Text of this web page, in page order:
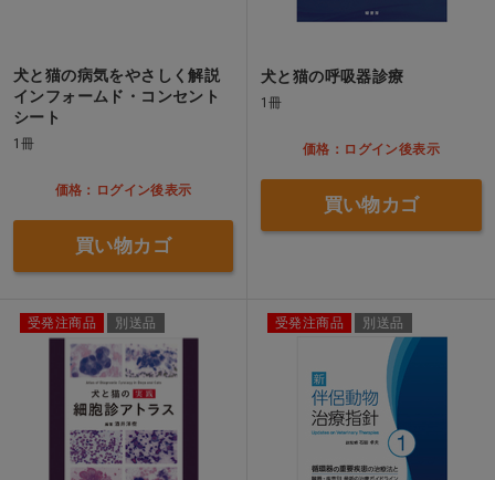
犬と猫の病気をやさしく解説
インフォームド・コンセント
シート
1冊
価格：ログイン後表示
買い物カゴ
犬と猫の呼吸器診療
1冊
価格：ログイン後表示
買い物カゴ
受発注商品 別送品 受発注商品 別送品